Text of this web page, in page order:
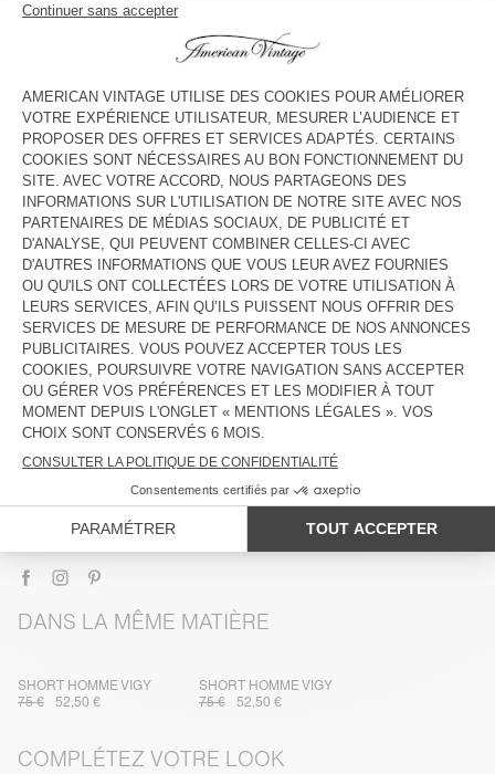
Livraison estiméeentre le mardi 11 août et le jeudi 13 août
AJOUTER AU PANIER
VOIR LA DISPONIBILITE EN MAGASIN
VOIR LE LOOK
DESCRIPTION
TAILLE ET COUPE
COMPOSITION
ENTRETIEN
LIVRAISON ET RETOURS
DANS LA MÊME MATIÈRE
SHORT HOMME VIGY
75 €
52,50 €
SHORT HOMME VIGY
75 €
52,50 €
COMPLÉTEZ VOTRE LOOK